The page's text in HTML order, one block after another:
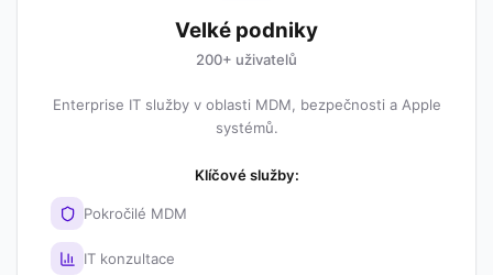
Velké podniky
200+ uživatelů
Enterprise IT služby v oblasti MDM, bezpečnosti a Apple
systémů.
Klíčové služby:
Pokročilé MDM
IT konzultace